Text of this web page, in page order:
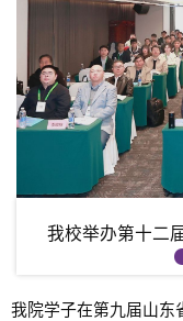
williamhill中国承
我校举办第十二
中国颗粒学会超
williamhill中国-
产业创新发展前
WilliamHill中文
技创新大赛中获
学院召开青年教
然科学基金申报
学院赴原山艰苦
任能力提升培训
williamhill中国承
我校举办第十二
中国颗粒学会超